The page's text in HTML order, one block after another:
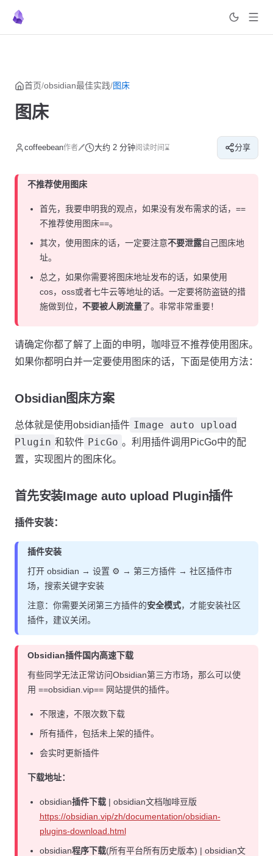
Skip to content 返回顶部
首页/obsidian最佳实践/图床
图床
coffeebean作者🖊 大约 2 分钟阅读时间⌛ 分享
不推荐使用图床
首先，我要申明我的观点，如果没有发布需求的话，==
不推荐使用图床==。
其次，使用图床的话，一定要注意不要泄露自己图床地
址。
总之，如果你需要将图床地址发布的话，如果使用
cos，oss或者七牛云等地址的话。一定要将防盗链的措
施做到位， 不要被人刷流量了。非常非常重要！
请确定你都了解了上面的申明，咖啡豆不推荐使用图床。
如果你都明白并一定要使用图床的话，下面是使用方法：
Obsidian图床方案
总体就是使用obsidian插件 Image auto upload
Plugin 和软件 PicGo 。利用插件调用PicGo中的配
置，实现图片的图床化。
首先安装Image auto upload Plugin插件
插件安装：
插件安装
打开 obsidian → 设置 ⚙️ → 第三方插件 → 社区插件市
场，搜索关键字安装
注意：你需要关闭第三方插件的安全模式，才能安装社区
插件，建议关闭。
Obsidian插件国内高速下载
有些同学无法正常访问Obsidian第三方市场，那么可以使
用 ==obsidian.vip== 网站提供的插件。
不限速，不限次数下载
所有插件，包括未上架的插件。
会实时更新插件
下载地址：
obsidian插件下载| obsidian文档咖啡豆版
https://obsidian.vip/zh/documentation/obsidian-
plugins-download.html
obsidian程序下载(所有平台所有历史版本) | obsidian文